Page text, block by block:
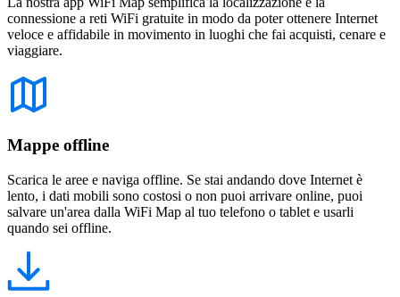
connessione a reti WiFi gratuite in modo da poter ottenere Internet
veloce e affidabile in movimento in luoghi che fai acquisti, cenare e
viaggiare.
Mappe offline
Scarica le aree e naviga offline. Se stai andando dove Internet è
lento, i dati mobili sono costosi o non puoi arrivare online, puoi
salvare un'area dalla WiFi Map al tuo telefono o tablet e usarli
quando sei offline.